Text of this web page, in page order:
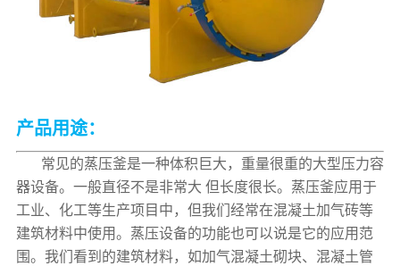
产品用途：
常见的蒸压釜是一种体积巨大，重量很重的大型压力容
器设备。一般直径不是非常大 但长度很长。蒸压釜应用于
工业、化工等生产项目中，但我们经常在混凝土加气砖等
建筑材料中使用。蒸压设备的功能也可以说是它的应用范
围。我们看到的建筑材料，如加气混凝土砌块、混凝土管